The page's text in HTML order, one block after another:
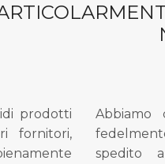
prodotti
fornitori,
Abbiamo
spedito